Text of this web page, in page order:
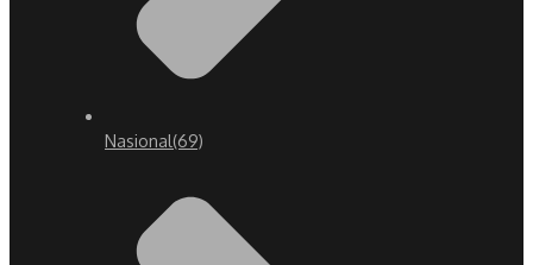
Nasional(69)